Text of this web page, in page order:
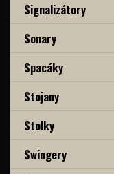
Signalizátory
Sonary
Spacáky
Stojany
Stolky
Swingery